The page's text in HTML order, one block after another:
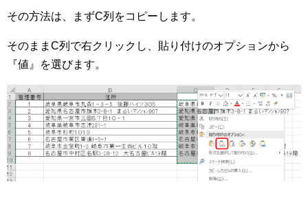
その方法は、まずC列をコピーします。
そのままC列で右クリックし、貼り付けのオプションから
『値』を選びます。